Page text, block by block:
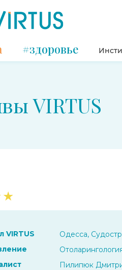
#здоровье
VIRTUS
★
VIRTUS
Одесса,
Пилипюк